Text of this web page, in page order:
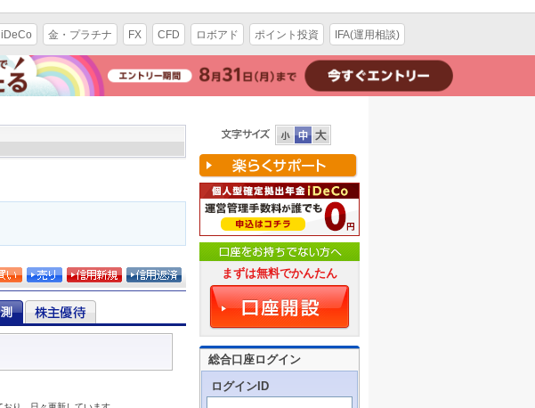
iDeCo 金・プラチナ FX CFD ロボアド ポイント投資 IFA(運用相談)
まずは無料でかんたん
総合口座ログイン
ログインID